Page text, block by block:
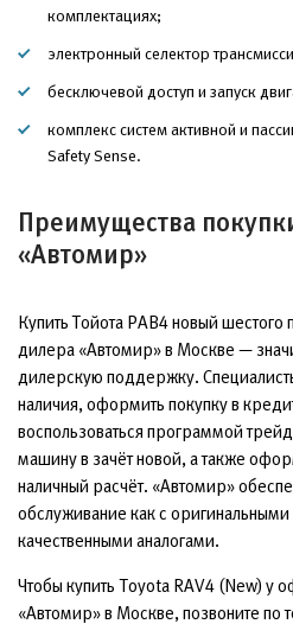
комплектациях;
электронный селектор
бесключевой доступ и запуск
комплекс систем активной и
Safety Sense.
Преимущества
«Автомир»
Купить Тойота РАВ4 новый шестого
дилера «Автомир» в Москве —
дилерскую поддержку.
наличия, оформить покупку в
воспользоваться программой
машину в зачёт новой, а также
наличный расчёт. «Автомир»
обслуживание как с оригинальными
качественными аналогами.
Чтобы купить Toyota RAV4 (New) у
«Автомир» в Москве, позвоните по